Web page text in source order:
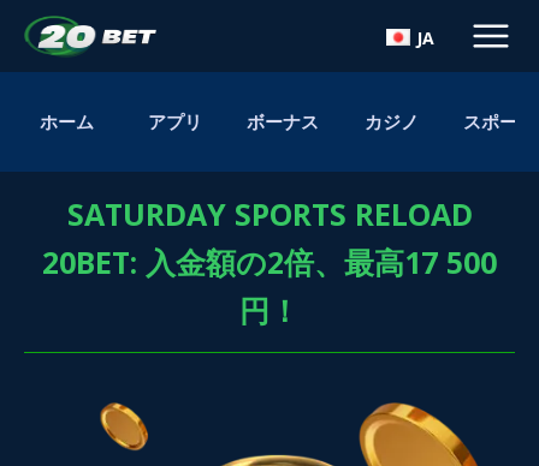
JA
ホーム アプリ ボーナス カジノ スポーツ
SATURDAY SPORTS RELOAD
20BET: 入金額の2倍、最高17 500
円！